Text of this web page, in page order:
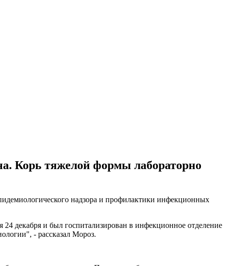
Корь тяжелой формы лабораторно
надзора и профилактики инфекционных
декабря и был госпитализирован в инфекционное отделение
- рассказал Мороз.